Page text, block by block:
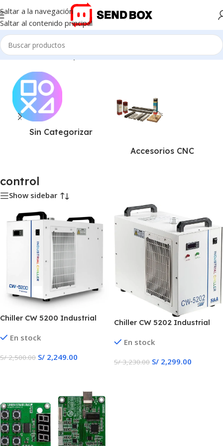
Saltar a la navegación
Saltar al contenido principal
Inicio/Productos etiquetados “control”
Sin Categorizar
Accesorios CNC
control
Show sidebar
Chiller CW 5200 Industrial
En stock
S/2,500.00 S/ 2,249.00
Chiller CW 5202 Industrial
En stock
S/3,230.00 S/ 2,299.00